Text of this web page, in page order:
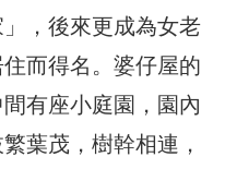
，後來更成為女老
而得名。婆仔屋的
有座小庭園，園內
葉茂，樹幹相連，